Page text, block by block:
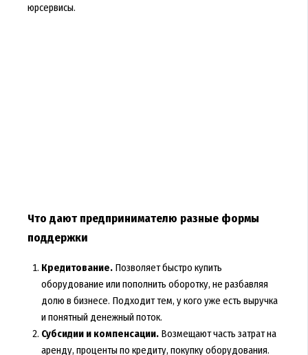
юрсервисы.
Что дают предпринимателю разные формы
поддержки
Кредитование.Позволяет быстро купить
оборудование или пополнить оборотку, не разбавляя
долю в бизнесе. Подходит тем, у кого уже есть выручка
и понятный денежный поток.
Субсидии и компенсации.Возмещают часть затрат на
аренду, проценты по кредиту, покупку оборудования.